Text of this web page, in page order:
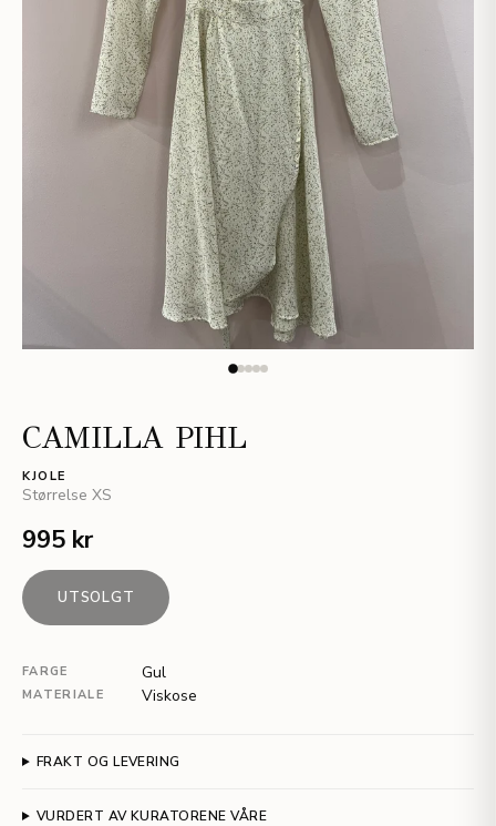
CAMILLA PIHL
KJOLE
Størrelse XS
995 kr
UTSOLGT
FARGE Gul
MATERIALE Viskose
FRAKT OG LEVERING
VURDERT AV KURATORENE VÅRE